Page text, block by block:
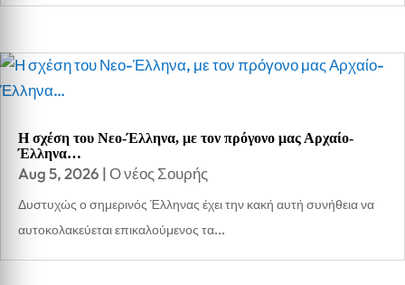
Η σχέση του Νεο-Έλληνα, με τον πρόγονο μας Αρχαίο-
Έλληνα…
Aug 5, 2026 |Ο νέος Σουρής
Δυστυχώς ο σημερινός Έλληνας έχει την κακή αυτή συνήθεια να
αυτοκολακεύεται επικαλούμενος τα...